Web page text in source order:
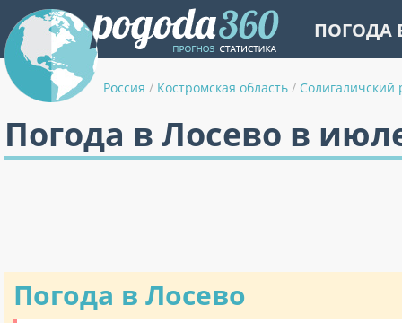
ПОГОДА
Россия / Костромская область / Солигаличский
Погода в Лосево в
Погода в Лосево